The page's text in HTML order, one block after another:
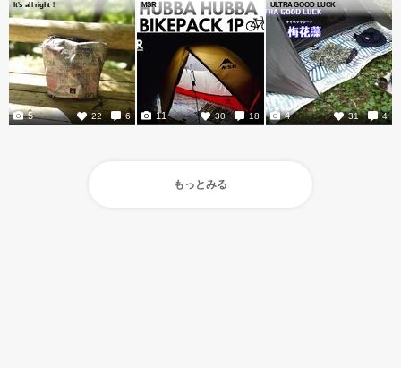
It's all right！
22 6
5
MSR
30 18
11
ULTRA GOOD LUCK
31 4
4
もっとみる